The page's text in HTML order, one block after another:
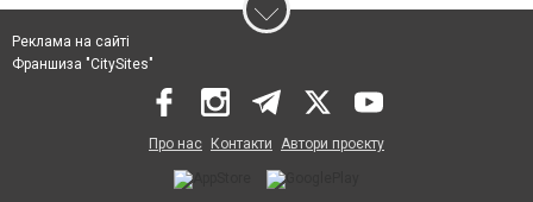
Реклама на сайті
Франшиза "CitySites"
Про нас Контакти Автори проєкту